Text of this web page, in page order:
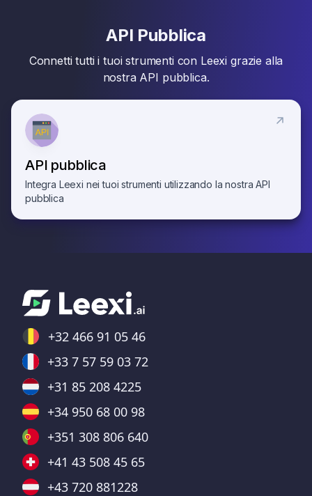
API Pubblica
Connetti tutti i tuoi strumenti con Leexi grazie alla
nostra API pubblica.
API pubblica
Integra Leexi nei tuoi strumenti utilizzando la nostra API
pubblica
+32 466 91 05 46
+33 7 57 59 03 72
+31 85 208 4225
+34 950 68 00 98
+351 308 806 640
+41 43 508 45 65
+43 720 881228